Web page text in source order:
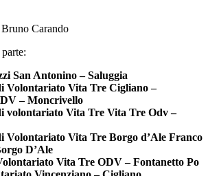
Carando
San Antonino – Saluggia
Volontariato Vita Tre Cigliano –
– Moncrivello
volontariato Vita Tre Vita Tre Odv –
Volontariato Vita Tre Borgo d’Ale Franco
D’Ale
Vita Tre ODV – Fontanetto Po